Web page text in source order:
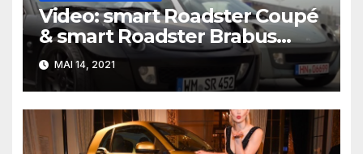
Video: smart Roadster Coupé
& smart Roadster Brabus
Xclusive | CarRanger
MAI 14, 2021